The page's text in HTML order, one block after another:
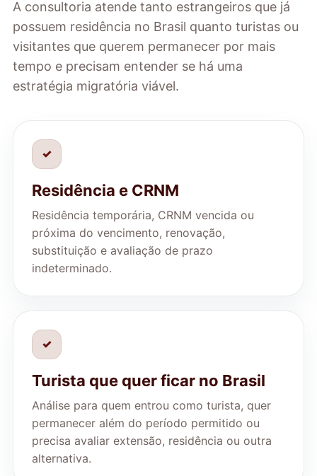
A consultoria atende tanto estrangeiros que já
possuem residência no Brasil quanto turistas ou
visitantes que querem permanecer por mais
tempo e precisam entender se há uma
estratégia migratória viável.
✓
Residência e CRNM
Residência temporária, CRNM vencida ou
próxima do vencimento, renovação,
substituição e avaliação de prazo
indeterminado.
✓
Turista que quer ficar no Brasil
Análise para quem entrou como turista, quer
permanecer além do período permitido ou
precisa avaliar extensão, residência ou outra
alternativa.